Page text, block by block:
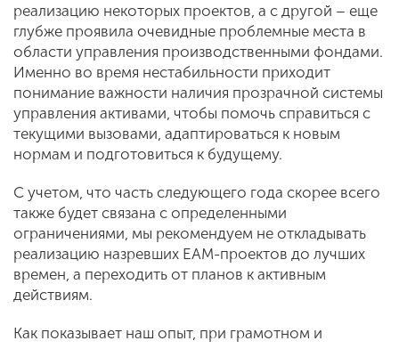
реализацию некоторых проектов, а с другой – еще
глубже проявила очевидные проблемные места в
области управления производственными фондами.
Именно во время нестабильности приходит
понимание важности наличия прозрачной системы
управления активами, чтобы помочь справиться с
текущими вызовами, адаптироваться к новым
нормам и подготовиться к будущему.
С учетом, что часть следующего года скорее всего
также будет связана с определенными
ограничениями, мы рекомендуем не откладывать
реализацию назревших EAM-проектов до лучших
времен, а переходить от планов к активным
действиям.
Как показывает наш опыт, при грамотном и